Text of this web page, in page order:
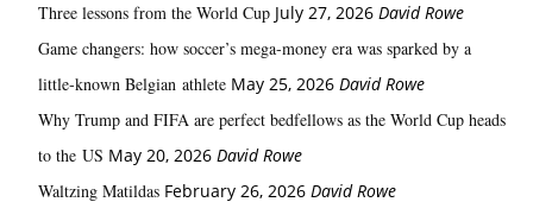
Three lessons from the World Cup July 27, 2026 David Rowe
Game changers: how soccer’s mega‑money era was sparked by a
little‑known Belgian athlete May 25, 2026 David Rowe
Why Trump and FIFA are perfect bedfellows as the World Cup heads
to the US May 20, 2026 David Rowe
Waltzing Matildas February 26, 2026 David Rowe